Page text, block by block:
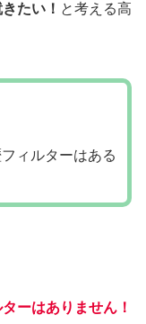
たい！ と考える高
ィルターはある
ーはありません！